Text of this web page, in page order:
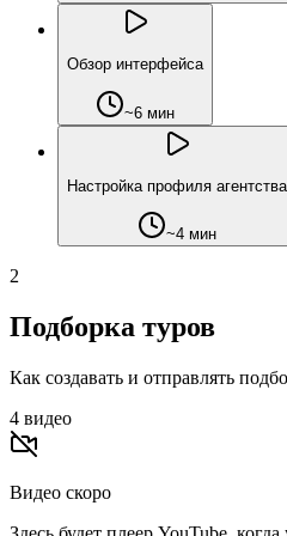
Обзор интерфейса
~6 мин
Настройка профиля агентства
~4 мин
2
Подборка туров
Как создавать и отправлять
4 видео
Видео скоро